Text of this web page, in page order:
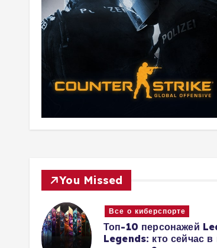
You Missed
Все о киберспорте
Топ-10 персонажей
Legends: кто сейчас в